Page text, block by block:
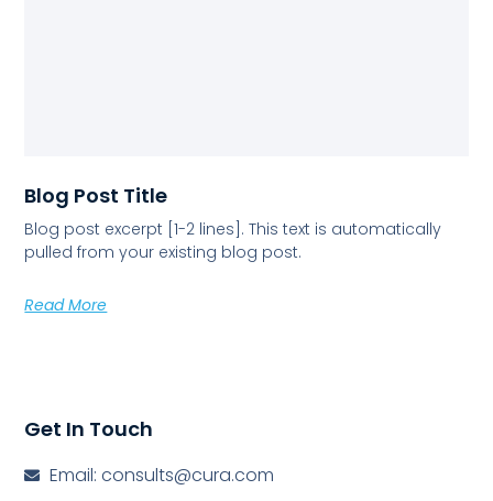
Blog Post Title
Blog post excerpt [1-2 lines]. This text is automatically
pulled from your existing blog post.
Read More
Get In Touch
Email: consults@cura.com